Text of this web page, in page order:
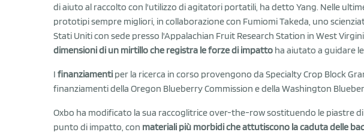
di aiuto al raccolto con l'utilizzo di agitatori portatili, ha detto Yang. Nelle
prototipi sempre migliori, in collaborazione con Fumiomi Takeda, uno
Stati Uniti con sede presso l'Appalachian Fruit Research Station in West
dimensioni di un mirtillo che registra le forze di impatto ha aiutato a guidare
I finanziamenti per la ricerca in corso provengono da Specialty Crop Block
finanziamenti della Oregon Blueberry Commission e della Washington
Oxbo ha modificato la sua raccoglitrice over-the-row sostituendo le piastre
punto di impatto, con materiali più morbidi che attutiscono la caduta delle